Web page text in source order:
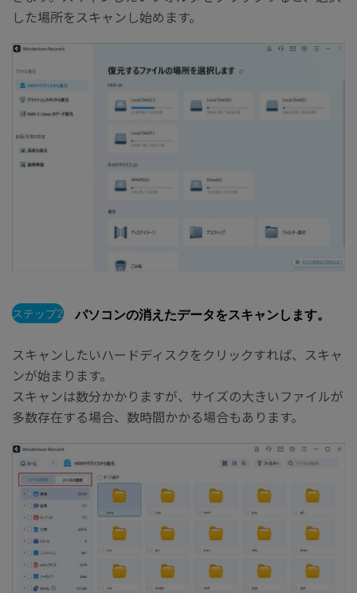
した場所をスキャンし始めます。
ステップ2 パソコンの消えたデータをスキャンします。
スキャンしたいハードディスクをクリックすれば、スキャ
ンが始まります。
スキャンは数分かかりますが、サイズの大きいファイルが
多数存在する場合、数時間かかる場合もあります。